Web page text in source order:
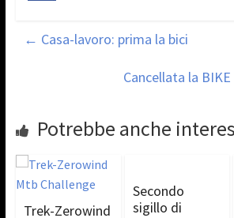
← Casa-lavoro: prima la bici
Cancellata la
Potrebbe anche
Trek-Zerowind
Secondo
sigillo di